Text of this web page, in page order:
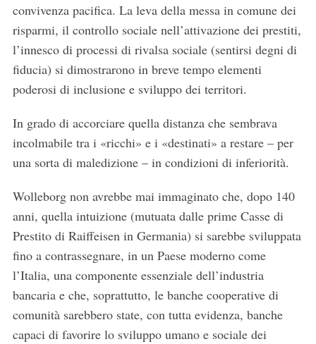
convivenza pacifica. La leva della messa in comune dei
risparmi, il controllo sociale nell’attivazione dei prestiti,
l’innesco di processi di rivalsa sociale (sentirsi degni di
fiducia) si dimostrarono in breve tempo elementi
poderosi di inclusione e sviluppo dei territori.
In grado di accorciare quella distanza che sembrava
incolmabile tra i «ricchi» e i «destinati» a restare – per
una sorta di maledizione – in condizioni di inferiorità.
Wolleborg non avrebbe mai immaginato che, dopo 140
anni, quella intuizione (mutuata dalle prime Casse di
Prestito di Raiffeisen in Germania) si sarebbe sviluppata
fino a contrassegnare, in un Paese moderno come
l’Italia, una componente essenziale dell’industria
bancaria e che, soprattutto, le banche cooperative di
comunità sarebbero state, con tutta evidenza, banche
capaci di favorire lo sviluppo umano e sociale dei